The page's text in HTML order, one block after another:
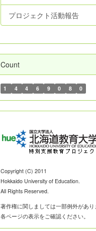
プロジェクト活動報告
Count
1 4 4 6 9 0 8 0
Copyright (C) 2011
Hokkaido University of Education.
All Rights Reserved.
著作権に関しましては一部例外があり
各ページの表示をご確認ください。